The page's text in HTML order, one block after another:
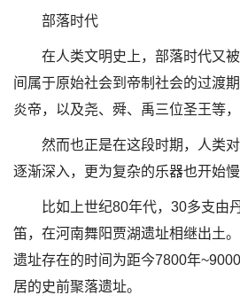
部落时代
在人类文明史上，部落时代又
间属于原始社会到帝制社会的过渡
炎帝，以及尧、舜、禹三位圣王等
然而也正是在这段时期，人类
逐渐深入，更为复杂的乐器也开始慢
比如上世纪80年代，30多支由
笛，在河南舞阳贾湖遗址相继出土
遗址存在的时间为距今7800年
居的史前聚落遗址。